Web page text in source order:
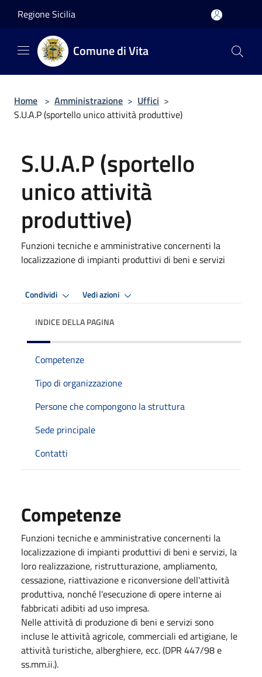
Regione Sicilia
Comune di Vita
Home > Amministrazione > Uffici >
S.U.A.P (sportello unico attività produttive)
S.U.A.P (sportello
unico attività
produttive)
Funzioni tecniche e amministrative concernenti la
localizzazione di impianti produttivi di beni e servizi
Condividi Vedi azioni
INDICE DELLA PAGINA
Competenze
Tipo di organizzazione
Persone che compongono la struttura
Sede principale
Contatti
Competenze
Funzioni tecniche e amministrative concernenti la
localizzazione di impianti produttivi di beni e servizi, la
loro realizzazione, ristrutturazione, ampliamento,
cessazione, riattivazione e riconversione dell'attività
produttiva, nonché l'esecuzione di opere interne ai
fabbricati adibiti ad uso impresa.
Nelle attività di produzione di beni e servizi sono
incluse le attività agricole, commerciali ed artigiane, le
attività turistiche, alberghiere, ecc. (DPR 447/98 e
ss.mm.ii.).